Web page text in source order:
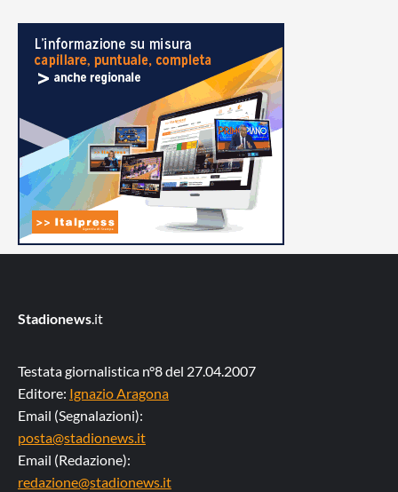
Stadionews.it
Testata giornalistica n°8 del 27.04.2007
Editore: Ignazio Aragona
Email (Segnalazioni):
posta@stadionews.it
Email (Redazione):
redazione@stadionews.it